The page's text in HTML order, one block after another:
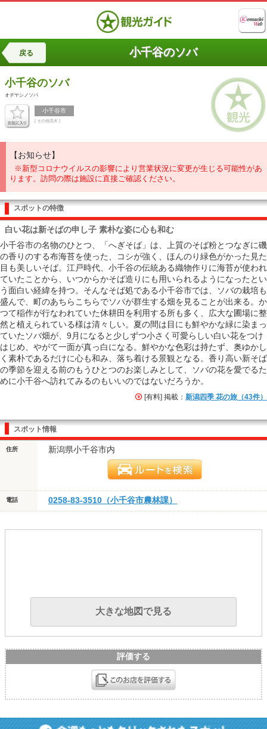
戻る 小千谷のソバ
小千谷のソバ
オヂヤシノソバ
小千谷市
[ その他花木 ]
【お知らせ】
※新型コロナウイルスの影響により営業状況に変更が生じる可能性があ
ります。訪問の際は施設に直接ご確認ください。
スポットの特徴
白い花は新そばの申し子 素朴な姿に心も和む
小千谷市の名物のひとつ、「へぎそば」は、上質のそば粉とつなぎに磯
の香りのする布海苔を使った、コシが強く、ほんのり緑色がかった見た
目も美しいそば。江戸時代、小千谷の伝統ある織物作りに海苔が使われ
ていたことから、いつからかそば造りにも用いられるようになったとい
う面白い経緯を持つ。そんなそば処である小千谷市では、ソバの栽培も
盛んで、町のあちらこちらでソバが群生する畑を見ることが出来る。か
つて稲作が行なわれていた休耕田を利用する所も多く、広大な圃場に整
然と植えられている様は清々しい。夏の間は目にも鮮やかな緑に染まっ
ていたソバ畑が、9月になると少しずつ小さく可愛らしい白い花をつけ
はじめ、やがて一面が真っ白になる。鮮やかな色彩は持たず、奥ゆかし
く素朴であるだけに心も和み、落ち着ける景観となる。香り高い新そば
の季節を迎える前のもうひとつのお楽しみとして、ソバの花を愛でるた
めに小千谷へ訪れてみるのもいいのではないだろうか。
[有料] 掲載： 新潟四季 花の旅（43件）
スポット情報
住所 新潟県小千谷市内
電話 0258-83-3510（小千谷市農林課）
大きな地図で見る
評価する